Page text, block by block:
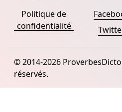
Politique de
confidentialité
© 2014-2026
réservés.